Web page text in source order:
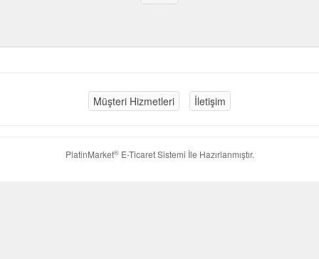
Müşteri Hizmetleri İletişim
PlatinMarket®E-Ticaret Sistemi İle Hazırlanmıştır.